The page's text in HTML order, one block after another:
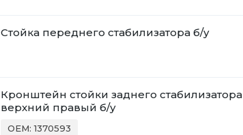
Стойка переднего стабилизатора б/у
Кронштейн стойки заднего стабилизатора
верхний правый б/у
OEM: 1370593